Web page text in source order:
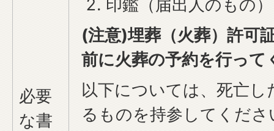
必要
な書
印鑑（届出人のもの）
(注意)埋葬（火葬）許可
前に火葬の予約を行って
以下については、死亡
るものを持参してくださ